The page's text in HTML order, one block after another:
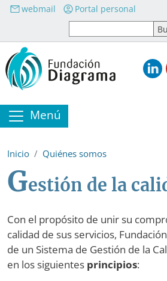
Pasar al contenido principal
webmail Portal personal
Menú
Inicio Quiénes somos
Gestión de la
Con el propósito de unir su
calidad de sus servicios,
de un Sistema de Gestión de la
en los siguientes principios: